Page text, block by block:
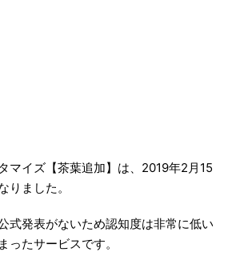
マイズ【茶葉追加】は、2019年2月15
りました。
式発表がないため認知度は非常に低い
ったサービスです。